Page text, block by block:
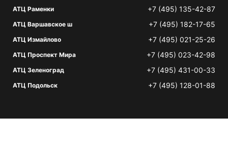
АТЦ Раменки +7 (495) 135-42-87
АТЦ Варшавское ш +7 (495) 182-17-65
АТЦ Измайлово +7 (495) 021-25-26
АТЦ Проспект Мира +7 (495) 023-42-98
АТЦ Зеленоград +7 (495) 431-00-33
АТЦ Подольск +7 (495) 128-01-88